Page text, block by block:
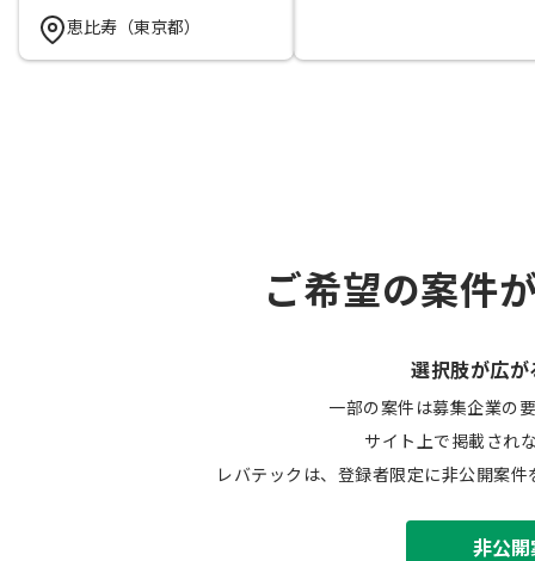
恵比寿（東京都）
ご希望の案件
選択肢が広が
一部の案件は募集企業の
サイト上で掲載され
レバテックは、登録者限定に非公開案
非公